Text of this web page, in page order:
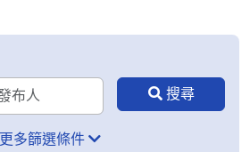
更多篩選條件